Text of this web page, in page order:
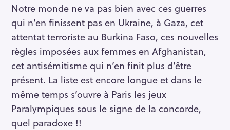
Notre monde ne va pas bien avec ces guerres
qui n’en finissent pas en Ukraine, à Gaza, cet
attentat terroriste au Burkina Faso, ces nouvelles
règles imposées aux femmes en Afghanistan,
cet antisémitisme qui n’en finit plus d’être
présent. La liste est encore longue et dans le
même temps s’ouvre à Paris les jeux
Paralympiques sous le signe de la concorde,
quel paradoxe !!